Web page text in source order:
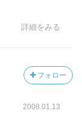
詳細をみる
フォロー
2008.01.13